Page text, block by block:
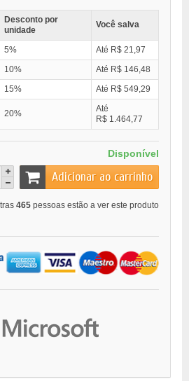
Desconto por
unidade
Você salva
5%
Até R$ 21,97
10%
Até R$ 146,48
15% Até R$ 549,29
20%
Até
R$ 1.464,77
Disponível
Adicionar ao carrinho
465 pessoas estão a ver este produto